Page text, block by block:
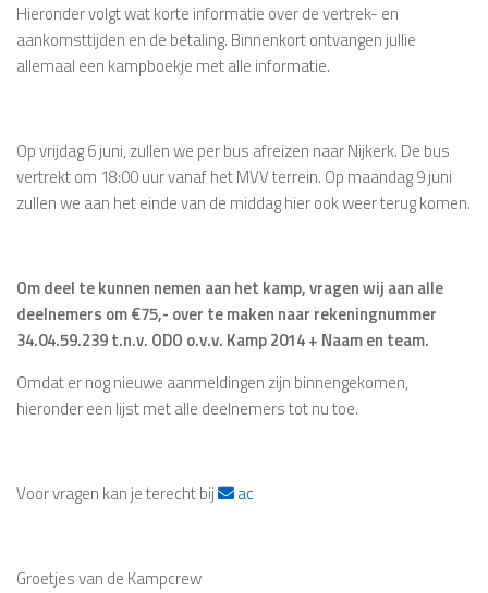
Hieronder volgt wat korte informatie over de vertrek- en
aankomsttijden en de betaling. Binnenkort ontvangen jullie
allemaal een kampboekje met alle informatie.
Op vrijdag 6 juni, zullen we per bus afreizen naar Nijkerk. De bus
vertrekt om 18:00 uur vanaf het MVV terrein. Op maandag 9 juni
zullen we aan het einde van de middag hier ook weer terug komen.
Om deel te kunnen nemen aan het kamp, vragen wij aan alle
deelnemers om €75,- over te maken naar rekeningnummer
34.04.59.239 t.n.v. ODO o.v.v. Kamp 2014 + Naam en team.
Omdat er nog nieuwe aanmeldingen zijn binnengekomen,
hieronder een lijst met alle deelnemers tot nu toe.
Voor vragen kan je terecht bij ac
Groetjes van de Kampcrew